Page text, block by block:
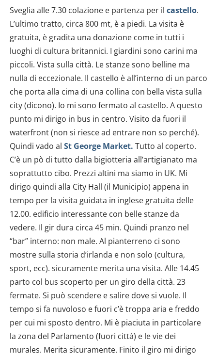
Sveglia alle 7.30 colazione e partenza per il castello.
L’ultimo tratto, circa 800 mt, è a piedi. La visita è
gratuita, è gradita una donazione come in tutti i
luoghi di cultura britannici. I giardini sono carini ma
piccoli. Vista sulla città. Le stanze sono belline ma
nulla di eccezionale. Il castello è all’interno di un parco
che porta alla cima di una collina con bella vista sulla
city (dicono). Io mi sono fermato al castello. A questo
punto mi dirigo in bus in centro. Visito da fuori il
waterfront (non si riesce ad entrare non so perché).
Quindi vado al St George Market. Tutto al coperto.
C’è un pò di tutto dalla bigiotteria all’artigianato ma
soprattutto cibo. Prezzi altini ma siamo in UK. Mi
dirigo quindi alla City Hall (il Municipio) appena in
tempo per la visita guidata in inglese gratuita delle
12.00. edificio interessante con belle stanze da
vedere. Il gir dura circa 45 min. Quindi pranzo nel
“bar” interno: non male. Al pianterreno ci sono
mostre sulla storia d’irlanda e non solo (cultura,
sport, ecc). sicuramente merita una visita. Alle 14.45
parto col bus scoperto per un giro della città. 23
fermate. Si può scendere e salire dove si vuole. Il
tempo si fa nuvoloso e fuori c’è troppa aria e freddo
per cui mi sposto dentro. Mi è piaciuta in particolare
la zona del Parlamento (fuori città) e le vie dei
murales. Merita sicuramente. Finito il giro mi dirigo